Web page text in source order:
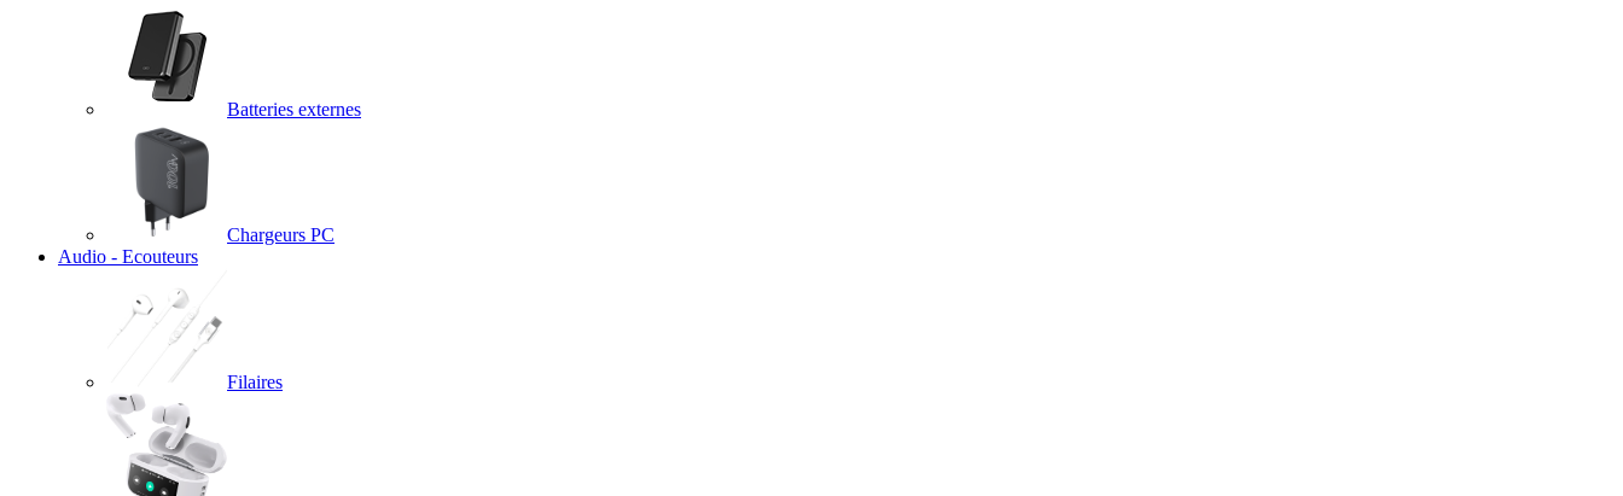
Batteries externes
Chargeurs PC
Audio - Ecouteurs
Filaires